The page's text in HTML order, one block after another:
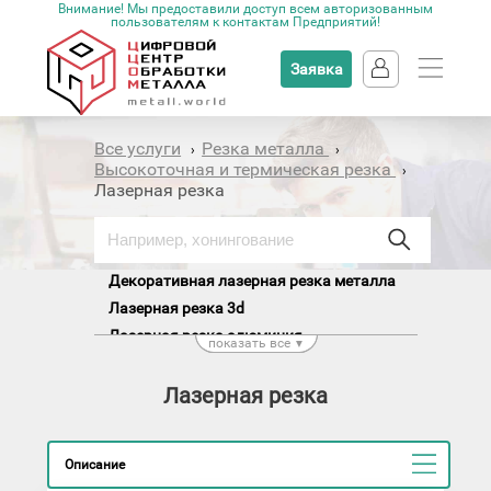
Внимание! Мы предоставили доступ всем авторизованным
пользователям к контактам Предприятий!
Заявка
Все услуги › Резка металла ›
Высокоточная и термическая резка ›
Лазерная резка
Декоративная лазерная резка металла
Лазерная резка 3d
Лазерная резка алюминия
Лазерная резка листов
Лазерная резка нержавейки
Лазерная резка оцинковки
показать все ▼
Лазерная резка
Описание